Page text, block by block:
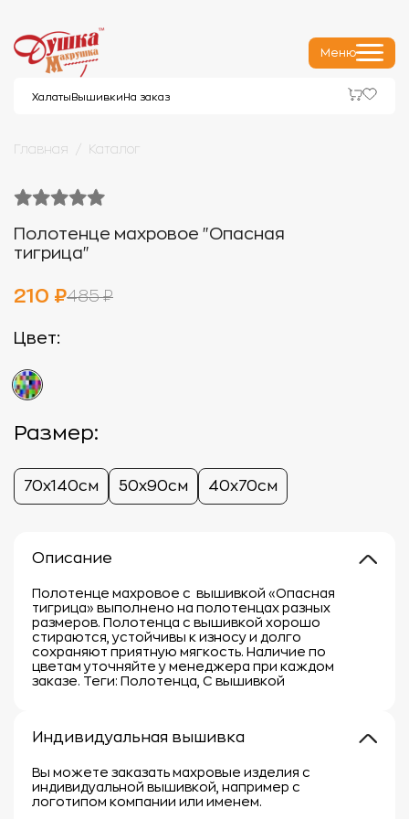
Меню
Халаты Вышивки На заказ
Главная Каталог
Полотенце махровое "Опасная
тигрица"
210 ₽485 ₽
Цвет:
Размер:
70х140см 50х90см 40х70см
Описание
Полотенце махровое с вышивкой «Опасная
тигрица» выполнено на полотенцах разных
размеров. Полотенца с вышивкой хорошо
стираются, устойчивы к износу и долго
сохраняют приятную мягкость. Наличие по
цветам уточняйте у менеджера при каждом
заказе. Теги: Полотенца, С вышивкой
Индивидуальная вышивка
Вы можете заказать махровые изделия с
индивидуальной вышивкой, например с
логотипом компании или именем.